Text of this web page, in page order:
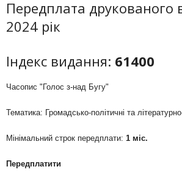
Передплата друкованого
2024 рік
Індекс видання: 61400
Часопис "Голос з-над Бугу"
Тематика: Громадсько-політичні та
Мінімальний строк передплати: 1 міс.
Передплатити